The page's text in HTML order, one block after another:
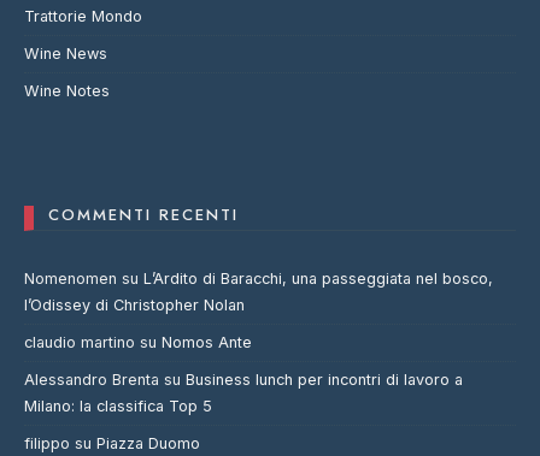
Trattorie Mondo
Wine News
Wine Notes
COMMENTI RECENTI
Nomenomen su L’Ardito di Baracchi, una passeggiata nel bosco,
l’Odissey di Christopher Nolan
claudio martino su Nomos Ante
Alessandro Brenta su Business lunch per incontri di lavoro a
Milano: la classifica Top 5
filippo su Piazza Duomo